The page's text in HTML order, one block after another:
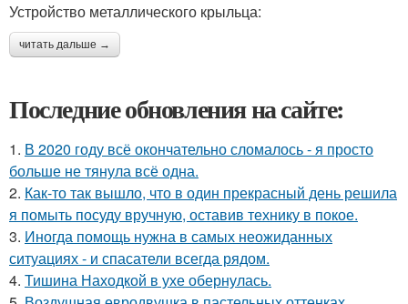
Устройство металлического крыльца:
читать дальше →
Последние обновления на сайте:
1. В 2020 году всё окончательно сломалось - я просто
больше не тянула всё одна.
2. Как-то так вышло, что в один прекрасный день решила
я помыть посуду вручную, оставив технику в покое.
3. Иногда помощь нужна в самых неожиданных
ситуациях - и спасатели всегда рядом.
4. Тишина Находкой в ухе обернулась.